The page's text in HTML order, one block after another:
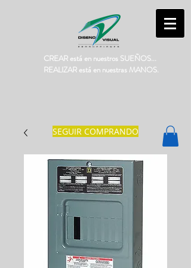
CREAR está en nuestros SUEÑOS...
REALIZAR está en nuestras MANOS.
SEGUIR COMPRANDO